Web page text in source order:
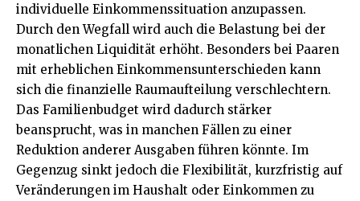
individuelle Einkommenssituation anzupassen.
Durch den Wegfall wird auch die Belastung bei der
monatlichen Liquidität erhöht. Besonders bei Paaren
mit erheblichen Einkommensunterschieden kann
sich die finanzielle Raumaufteilung verschlechtern.
Das Familienbudget wird dadurch stärker
beansprucht, was in manchen Fällen zu einer
Reduktion anderer Ausgaben führen könnte. Im
Gegenzug sinkt jedoch die Flexibilität, kurzfristig auf
Veränderungen im Haushalt oder Einkommen zu